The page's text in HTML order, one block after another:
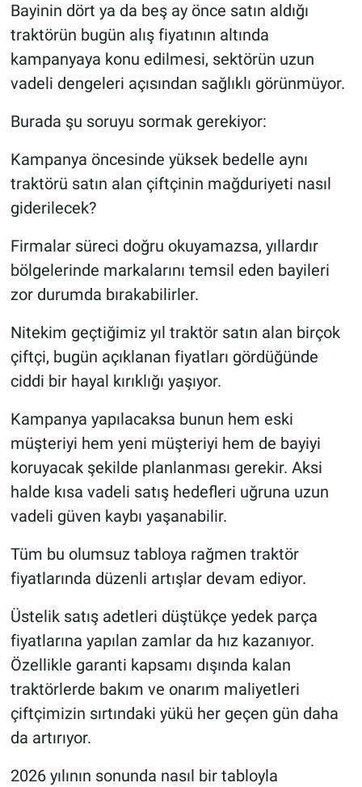
Bayinin dört ya da beş ay önce satın aldığı
traktörün bugün alış fiyatının altında
kampanyaya konu edilmesi, sektörün uzun
vadeli dengeleri açısından sağlıklı görünmüyor.
Burada şu soruyu sormak gerekiyor:
Kampanya öncesinde yüksek bedelle aynı
traktörü satın alan çiftçinin mağduriyeti nasıl
giderilecek?
Firmalar süreci doğru okuyamazsa, yıllardır
bölgelerinde markalarını temsil eden bayileri
zor durumda bırakabilirler.
Nitekim geçtiğimiz yıl traktör satın alan birçok
çiftçi, bugün açıklanan fiyatları gördüğünde
ciddi bir hayal kırıklığı yaşıyor.
Kampanya yapılacaksa bunun hem eski
müşteriyi hem yeni müşteriyi hem de bayiyi
koruyacak şekilde planlanması gerekir. Aksi
halde kısa vadeli satış hedefleri uğruna uzun
vadeli güven kaybı yaşanabilir.
Tüm bu olumsuz tabloya rağmen traktör
fiyatlarında düzenli artışlar devam ediyor.
Üstelik satış adetleri düştükçe yedek parça
fiyatlarına yapılan zamlar da hız kazanıyor.
Özellikle garanti kapsamı dışında kalan
traktörlerde bakım ve onarım maliyetleri
çiftçimizin sırtındaki yükü her geçen gün daha
da artırıyor.
2026 yılının sonunda nasıl bir tabloyla